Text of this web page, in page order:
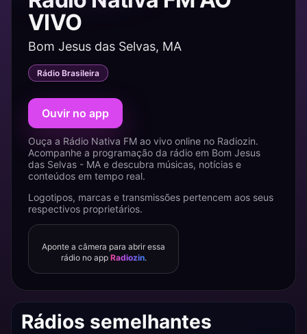
VIVO
Bom Jesus das Selvas, MA
Rádio Brasileira
Ouvir no app
Ouça a Rádio Nativa FM ao vivo online no Radiozin.
Acompanhe a programação da rádio em Bom Jesus
das Selvas - MA e descubra músicas, notícias e
conteúdos em tempo real.
Logotipos, marcas e transmissões pertencem aos seus
respectivos proprietários.
Aponte a câmera para abrir essa
rádio no app Radiozin.
Rádios semelhantes